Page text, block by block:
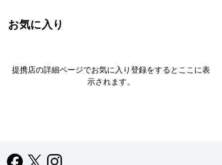
お気に入り
提携店の詳細ページでお気に入り登録をすると ここに表
示されます。